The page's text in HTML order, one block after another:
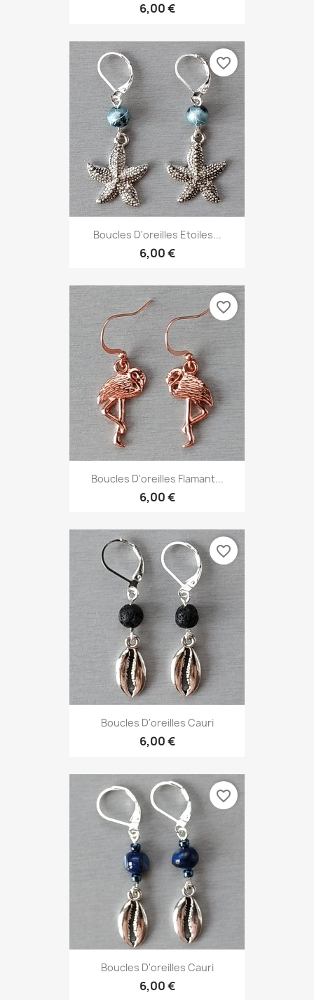
6,00 €
Boucles D'oreilles Etoiles...
6,00 €
favorite_border
Boucles D'oreilles Flamant...
6,00 €
favorite_border
Boucles D'oreilles Cauri
6,00 €
favorite_border
Boucles D'oreilles Cauri
6,00 €
favorite_border